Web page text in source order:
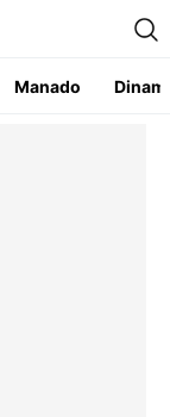
Manado